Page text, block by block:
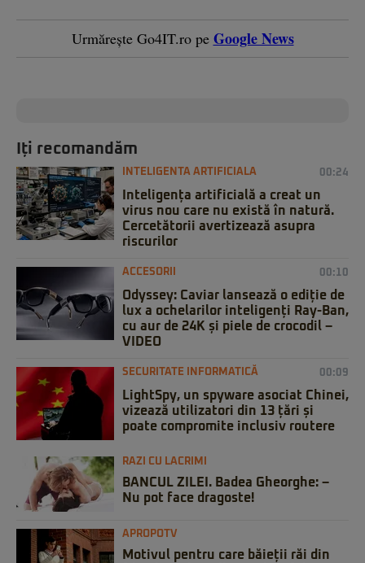
Urmărește Go4IT.ro pe Google News
Iți recomandăm
INTELIGENTA ARTIFICIALA 00:24
Inteligența artificială a creat un
virus nou care nu există în natură.
Cercetătorii avertizează asupra
riscurilor
ACCESORII 00:10
Odyssey: Caviar lansează o ediție de
lux a ochelarilor inteligenți Ray-Ban,
cu aur de 24K și piele de crocodil –
VIDEO
SECURITATE INFORMATICĂ 00:09
LightSpy, un spyware asociat Chinei,
vizează utilizatori din 13 țări și
poate compromite inclusiv routere
RAZI CU LACRIMI
BANCUL ZILEI. Badea Gheorghe: –
Nu pot face dragoste!
APROPOTV
Motivul pentru care băieții răi din